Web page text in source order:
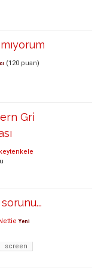
(120 puan)
Gri
keytenkele
Yeni
screen